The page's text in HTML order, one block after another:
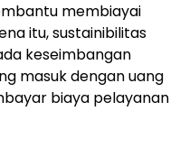
membiayai
itu, sustainibilitas
keseimbangan
masuk dengan uang
biaya pelayanan